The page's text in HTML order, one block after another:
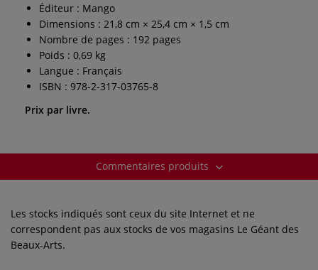
Éditeur : Mango
Dimensions : 21,8 cm × 25,4 cm × 1,5 cm
Nombre de pages : 192 pages
Poids : 0,69 kg
Langue : Français
ISBN : 978-2-317-03765-8
Prix par livre.
Commentaires produits
Les stocks indiqués sont ceux du site Internet et ne
correspondent pas aux stocks de vos magasins Le Géant des
Beaux-Arts.